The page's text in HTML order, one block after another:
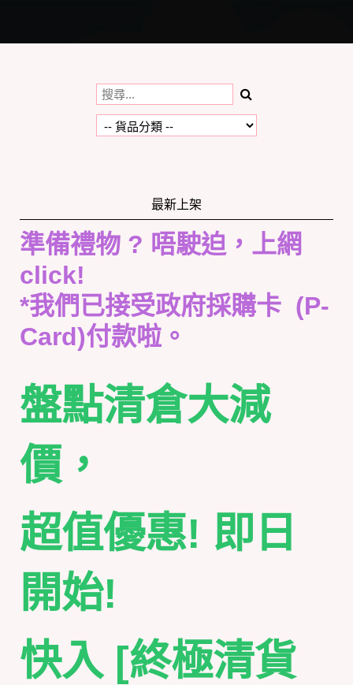
最新上架
準備禮物 ? 唔駛迫，上網
click!
*我們已接受政府採購卡 (P-
Card)付款啦。
盤點清倉大減
價，
超值優惠! 即日
開始!
快入 [終極清貨